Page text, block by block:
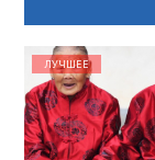
ЛУЧШЕЕ